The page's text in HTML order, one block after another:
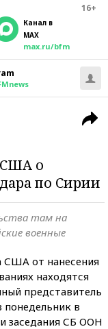
16+
Канал в
MAX
max.ru/bfm
США о
по Сирии
там на
военные
США от нанесения
находятся
представитель
в
заседания СБ ООН